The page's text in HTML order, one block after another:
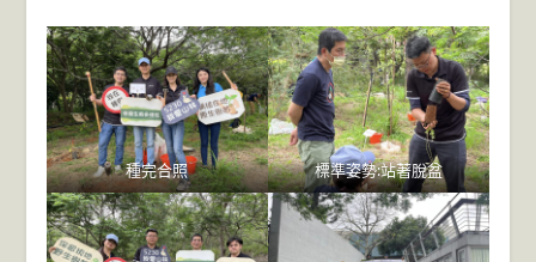
種完合照 標準姿勢:站著脫盆